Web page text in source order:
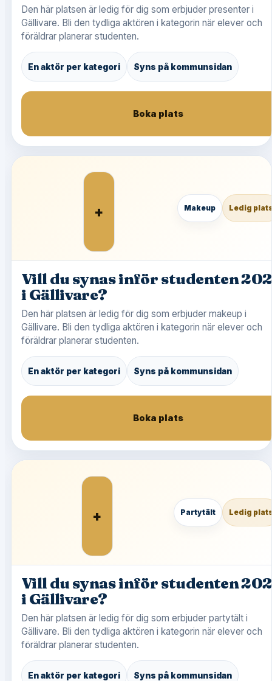
Den här platsen är ledig för dig som erbjuder presenter i
Gällivare. Bli den tydliga aktören i kategorin när elever och
föräldrar planerar studenten.
En aktör per kategori Syns på kommunsidan
Boka plats
+ Makeup Ledig
Vill du synas inför studenten
i Gällivare?
Den här platsen är ledig för dig som erbjuder makeup i
Gällivare. Bli den tydliga aktören i kategorin när elever och
föräldrar planerar studenten.
En aktör per kategori Syns på kommunsidan
Boka plats
+ Partytält Ledig
Vill du synas inför studenten
i Gällivare?
Den här platsen är ledig för dig som erbjuder partytält i
Gällivare. Bli den tydliga aktören i kategorin när elever och
föräldrar planerar studenten.
En aktör per kategori Syns på kommunsidan